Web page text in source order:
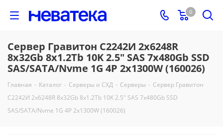
0
Сервер Гравитон C2242И 2x6248R
8x32Gb 8x1.2Tb 10K 2.5" SAS 7x480Gb SSD
SAS/SATA/Nvme 1G 4P 2x1300W (160026)
Главная - Каталог - Серверы и СХД - Серверы - Сервер Гравитон
C2242И 2x6248R 8x32Gb 8x1.2Tb 10K 2.5" SAS 7x480Gb SSD
SAS/SATA/Nvme 1G 4P 2x1300W (160026)